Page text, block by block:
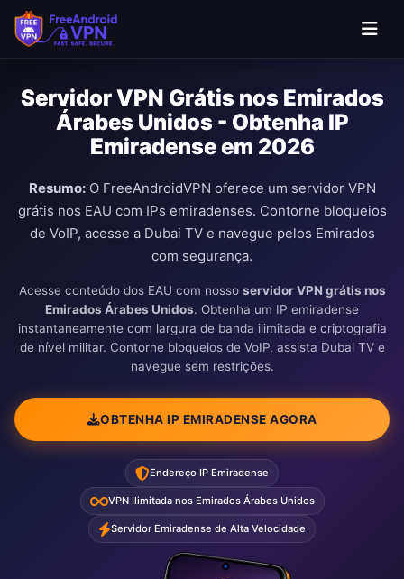
Servidor VPN Grátis nos Emirados
Árabes Unidos - Obtenha IP
Emiradense em 2026
Resumo:O FreeAndroidVPN oferece um servidor VPN
grátis nos EAU com IPs emiradenses. Contorne bloqueios
de VoIP, acesse a Dubai TV e navegue pelos Emirados
com segurança.
Acesse conteúdo dos EAU com nosso servidor VPN grátis nos
Emirados Árabes Unidos. Obtenha um IP emiradense
instantaneamente com largura de banda ilimitada e criptografia
de nível militar. Contorne bloqueios de VoIP, assista Dubai TV e
navegue sem restrições.
OBTENHA IP EMIRADENSE AGORA
Endereço IP Emiradense
VPN Ilimitada nos Emirados Árabes Unidos
Servidor Emiradense de Alta Velocidade